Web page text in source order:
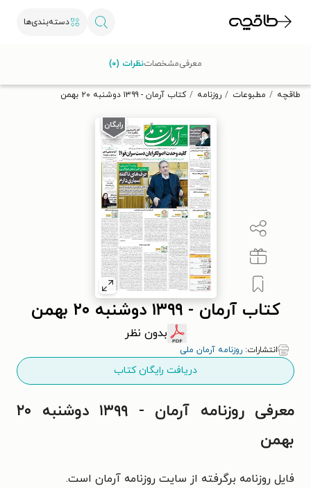
دسته‌بندی‌ها
تخفیف از طاقچه دریافت کن.
طاقچه مطبوعات روزنامه کتاب آرمان - ۱۳۹۹ دوشنبه ۲۰ بهمن
کتاب آرمان - ۱۳۹۹ دوشنبه ۲۰ بهمن
بدون نظر
انتشارات: روزنامه آرمان ملی
دریافت رایگان کتاب
معرفیمشخصاتنظرات (۰)
معرفی روزنامه آرمان - ۱۳۹۹ دوشنبه ۲۰
بهمن
فایل روزنامه برگرفته از سایت روزنامه آرمان است.